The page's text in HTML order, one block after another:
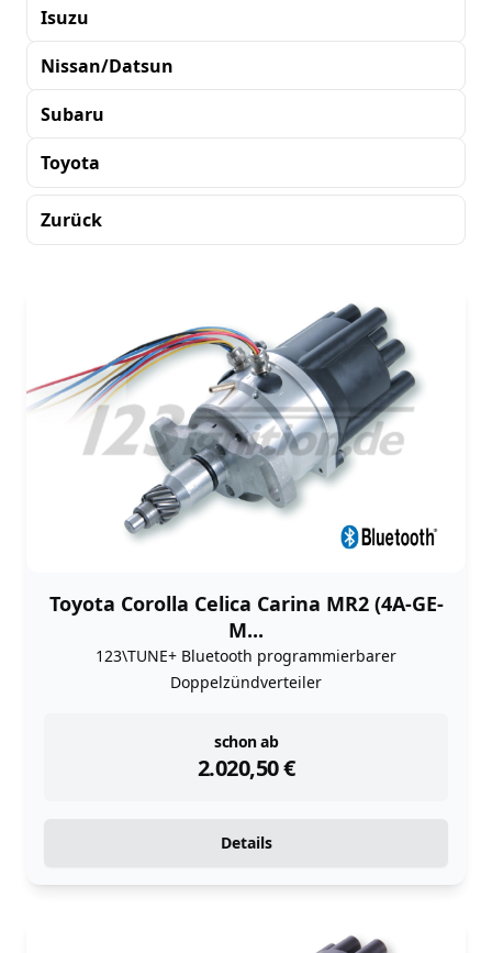
Isuzu
Nissan/Datsun
Subaru
Toyota
Zurück
Toyota Corolla Celica Carina MR2 (4A-GE-
M...
123\TUNE+ Bluetooth programmierbarer
Doppelzündverteiler
schon ab
2.020,50€
instock
Details